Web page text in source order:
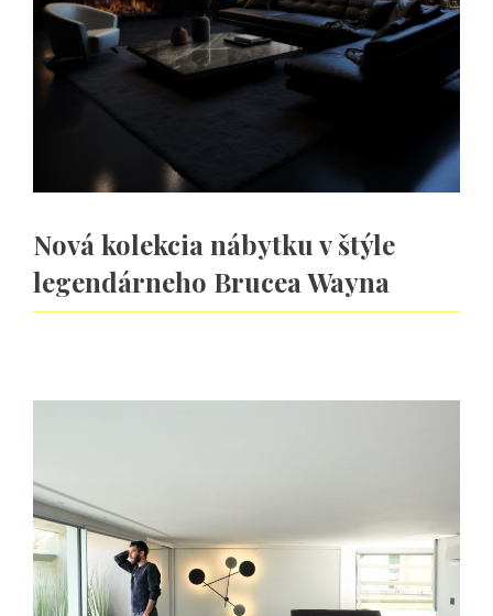
Nová kolekcia nábytku v štýle
legendárneho Brucea Wayna